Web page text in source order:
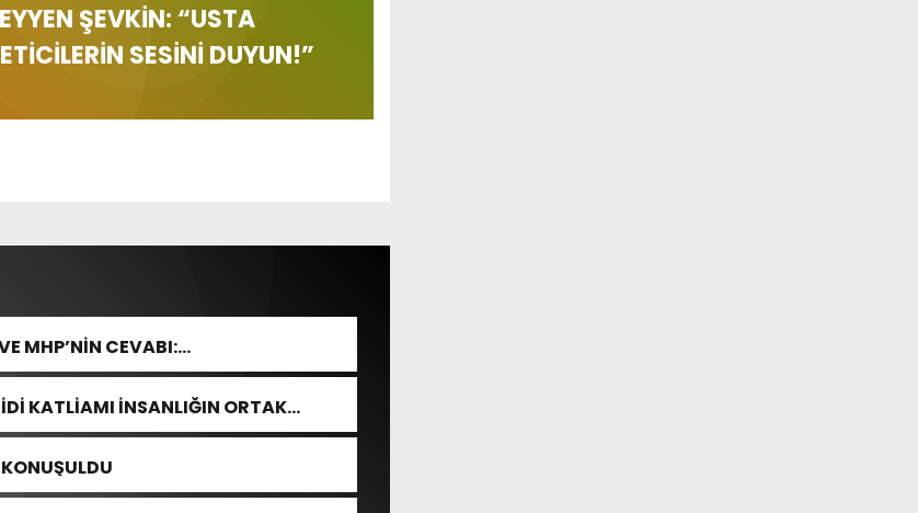
ŞEVKİN: “USTA
SESİNİ DUYUN!”
MHP’NİN CEVABI:
KATLİAMI İNSANLIĞIN ORTAK